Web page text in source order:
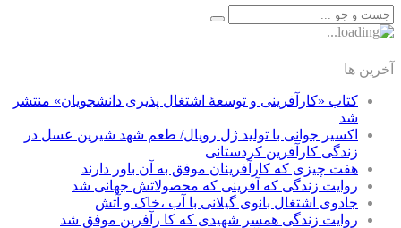
آخرین ها
کتاب «کارآفرینی و توسعۀ اشتغال پذیری دانشجویان» منتشر
شد
اکسیر جوانی با تولید ژل رویال/ طعم شهد شیرین عسل‌ در
زندگی کارآفرین کردستانی
هفت چیزی که کارآفرینان موفق به آن باور دارند
روایت زندگی که آفرینی که محصولاتش جهانی شد
جادوی اشتغال بانوی گیلانی با آب ،خاک و آتش
روایت زندگی همسر شهیدی که کا رآفرین موفق شد